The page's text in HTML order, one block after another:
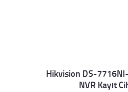
Details
Hikvision DS-
NVR Kayıt